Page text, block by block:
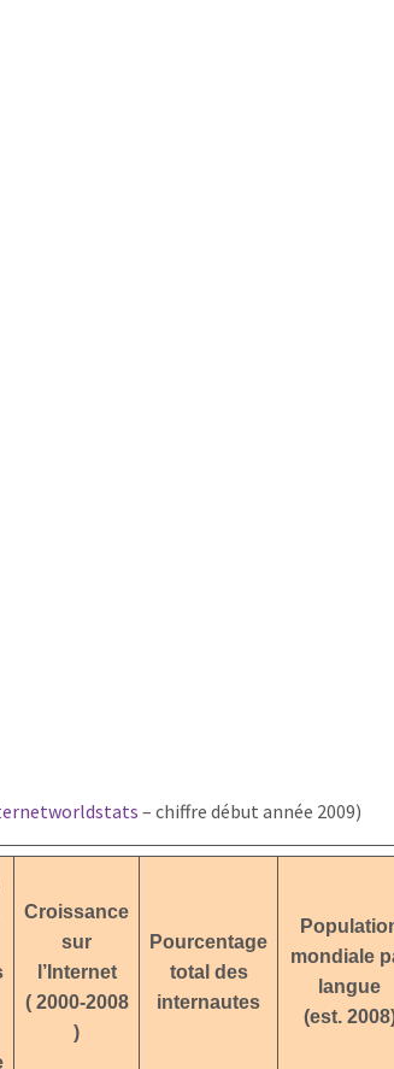
– chiffre début année 2009)
Croissance
sur
l’Internet
( 2000-2008
)
Pourcentage
total des
internautes
mondiale
langue
(est.